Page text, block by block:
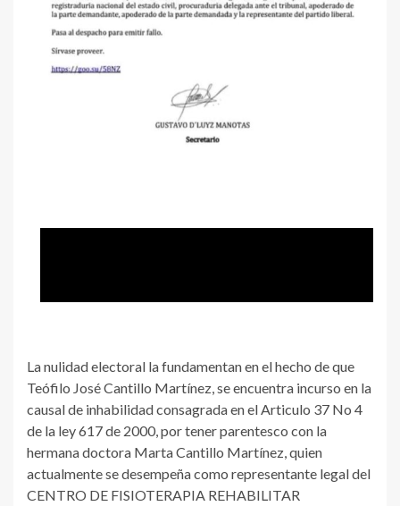
La nulidad electoral la fundamentan en el hecho de que
Teófilo José Cantillo Martínez, se encuentra incurso en la
causal de inhabilidad consagrada en el Articulo 37 No 4
de la ley 617 de 2000, por tener parentesco con la
hermana doctora Marta Cantillo Martínez, quien
actualmente se desempeña como representante legal del
CENTRO DE FISIOTERAPIA REHABILITAR